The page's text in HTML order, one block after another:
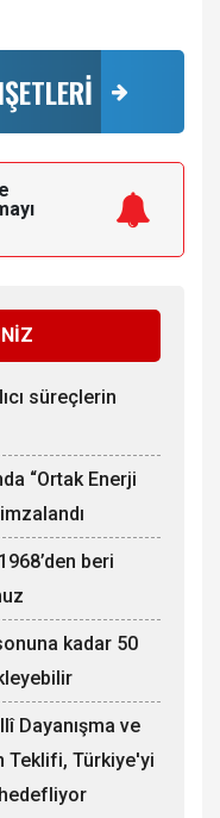
süreçlerin
“Ortak Enerji
beri
kadar 50
Dayanışma ve
Teklifi, Türkiye'yi